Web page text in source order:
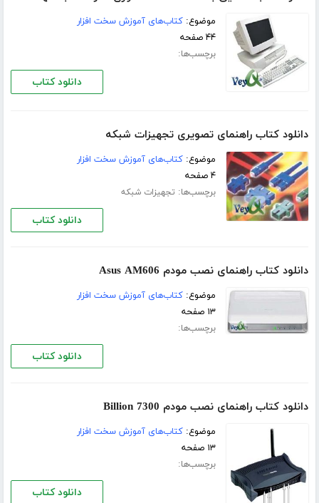
موضوع:کتاب‌های آموزش سخت افزار
۴۴ صفحه
برچسب‌ها:
دانلود کتاب
دانلود کتاب راهنمای تصویری تجهیزات شبکه
موضوع:کتاب‌های آموزش سخت افزار
۴ صفحه
برچسب‌ها: تجهیزات شبکه
دانلود کتاب
دانلود کتاب راهنمای نصب مودم Asus AM606
موضوع:کتاب‌های آموزش سخت افزار
۱۳ صفحه
برچسب‌ها:
دانلود کتاب
دانلود کتاب راهنمای نصب مودم Billion 7300
موضوع:کتاب‌های آموزش سخت افزار
۱۳ صفحه
برچسب‌ها:
دانلود کتاب